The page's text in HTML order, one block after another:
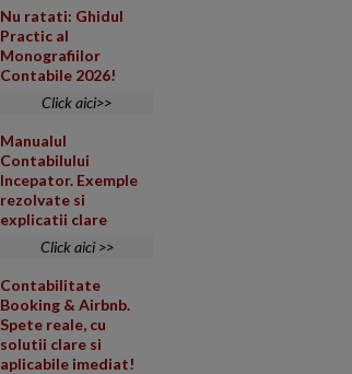
Nu ratati: Ghidul
Practic al
Monografiilor
Contabile 2026!
Click aici>>
Manualul
Contabilului
Incepator. Exemple
rezolvate si
explicatii clare
Click aici >>
Contabilitate
Booking & Airbnb.
Spete reale, cu
solutii clare si
aplicabile imediat!